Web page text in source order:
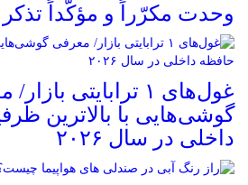
وحدت مکرّراً و مؤکّداً
غول‌های ۱ ترابایتی
گوشی‌هایی با بالاترین
داخلی در سال ۲۰۲۶